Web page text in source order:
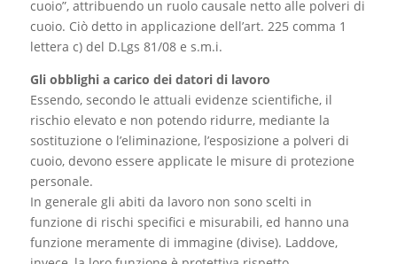
cuoio”, attribuendo un ruolo causale netto alle polveri di
cuoio. Ciò detto in applicazione dell’art. 225 comma 1
lettera c) del D.Lgs 81/08 e s.m.i.
Gli obblighi a carico dei datori di lavoro
Essendo, secondo le attuali evidenze scientifiche, il
rischio elevato e non potendo ridurre, mediante la
sostituzione o l’eliminazione, l’esposizione a polveri di
cuoio, devono essere applicate le misure di protezione
personale.
In generale gli abiti da lavoro non sono scelti in
funzione di rischi specifici e misurabili, ed hanno una
funzione meramente di immagine (divise). Laddove,